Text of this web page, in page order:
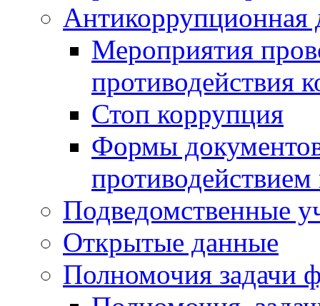
Антикоррупционная
Мероприятия
противодействия
Стоп коррупция
Формы
Подведомственные
Открытые данные
Полномочия задачи